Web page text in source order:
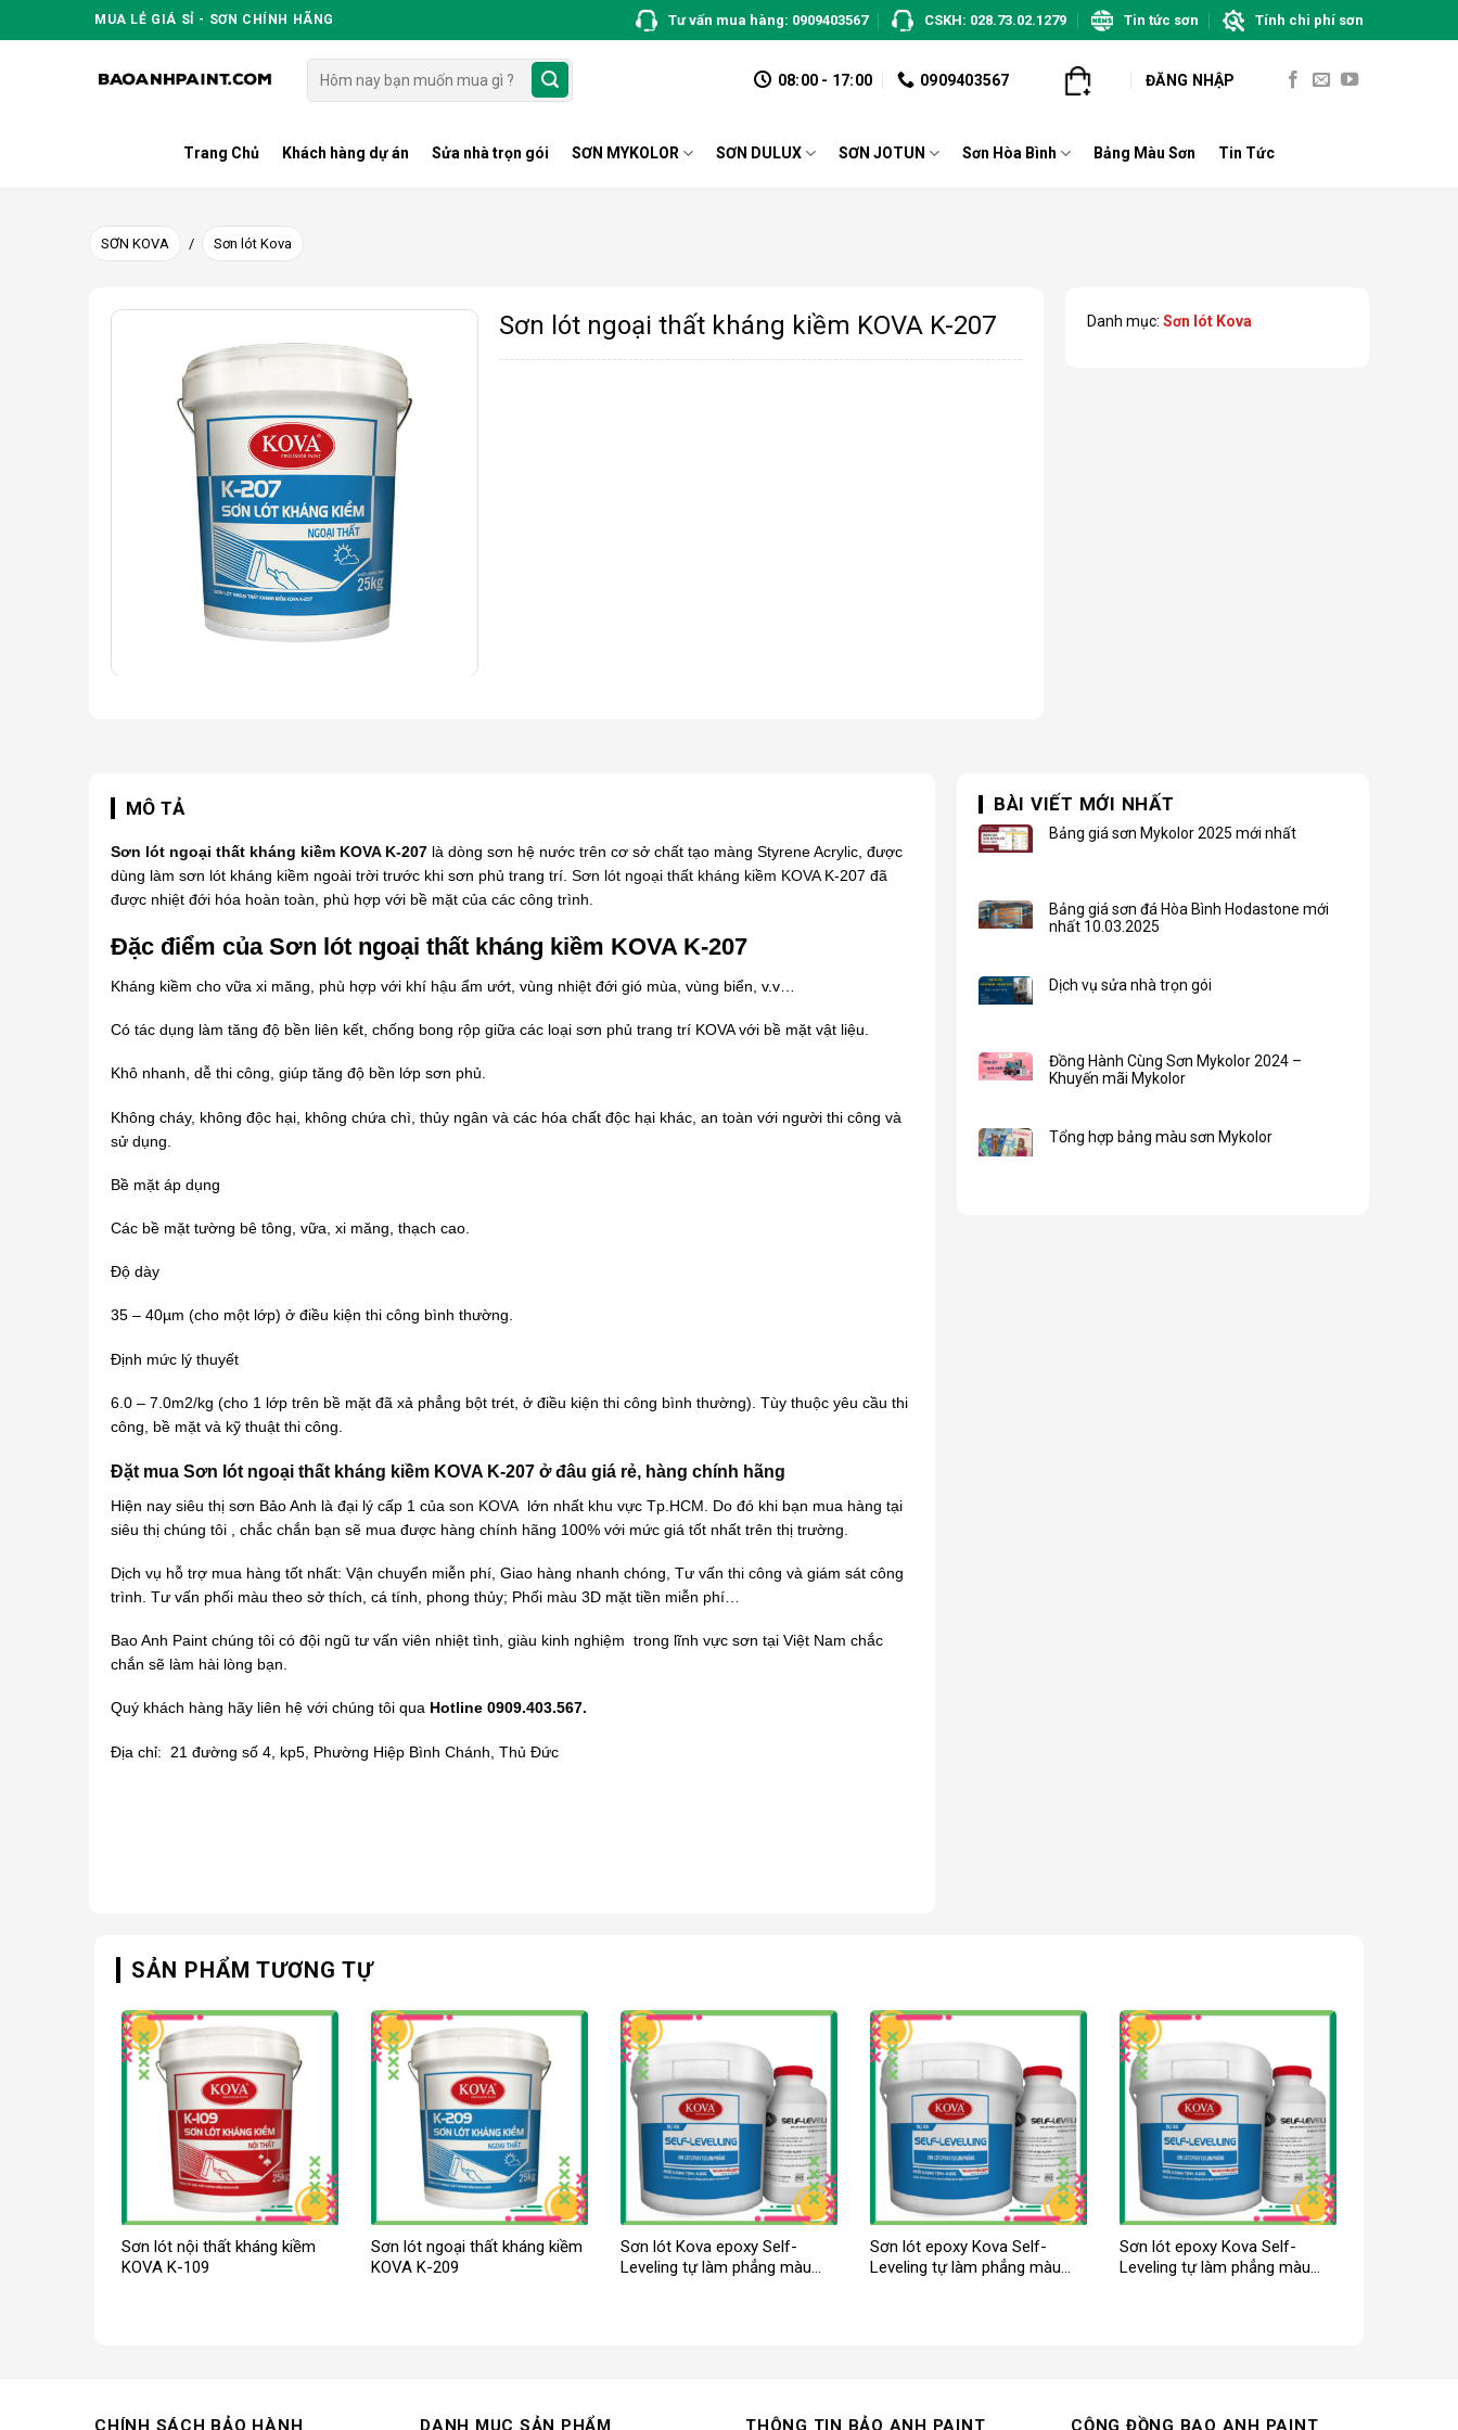
to
MUA LẺ GIÁ SỈ - SƠN CHÍNH HÃNG Tư vấn mua hàng: 0909403567 CSKH: 028.73.02.1279 Tin tức sơn Tính chi phí sơn
Tìm
kiếm:
08:00 - 17:00 0909403567 ĐĂNG NHẬP
Trang Chủ Khách hàng dự án Sửa nhà trọn gói SƠN MYKOLOR SƠN DULUX SƠN JOTUN Sơn Hòa Bình Bảng Màu Sơn Tin Tức
SƠN KOVA / Sơn lót Kova
Sơn lót ngoại thất kháng kiềm KOVA K-207 Danh mục: Sơn lót Kova
MÔ TẢ
Sơn lót ngoại thất kháng kiềm KOVA K-207là dòng sơn hệ nước trên cơ sở chất tạo màng Styrene Acrylic, được
dùng làm sơn lót kháng kiềm ngoài trời trước khi sơn phủ trang trí. Sơn lót ngoại thất kháng kiềm KOVAK-207 đã
được nhiệt đới hóa hoàn toàn, phù hợp với bề mặt của các công trình.
Đặc điểm của Sơn lót ngoại thất kháng kiềm KOVA K-207
Kháng kiềm cho vữa xi măng, phù hợp với khí hậu ẩm ướt, vùng nhiệt đới gió mùa, vùng biển, v.v…
Có tác dụng làm tăng độ bền liên kết, chống bong rộp giữa các loại sơn phủ trang trí KOVA với bề mặt vật liệu.
Khô nhanh, dễ thi công, giúp tăng độ bền lớp sơn phủ.
Không cháy, không độc hại, không chứa chì, thủy ngân và các hóa chất độc hại khác, an toàn với người thi công và
sử dụng.
Bề mặt áp dụng
Các bề mặt tường bê tông, vữa, xi măng, thạch cao.
Độ dày
35 – 40µm (cho một lớp) ở điều kiện thi công bình thường.
Định mức lý thuyết
6.0 – 7.0m2/kg (cho 1 lớp trên bề mặt đã xả phẳng bột trét, ở điều kiện thi công bình thường). Tùy thuộc yêu cầu thi
công, bề mặt và kỹ thuật thi công.
Đặt mua Sơn lót ngoại thất kháng kiềm KOVA K-207 ở đâu giá rẻ, hàng chính hãng
Hiện nay siêu thị sơn Bảo Anh là đại lý cấp 1 của son KOVAlớn nhất khu vực Tp.HCM. Do đó khi bạn mua hàng tại
siêu thị chúng tôi , chắc chắn bạn sẽ mua được hàng chính hãng 100% với mức giá tốt nhất trên thị trường.
Dịch vụ hỗ trợ mua hàng tốt nhất: Vận chuyển miễn phí, Giao hàng nhanh chóng, Tư vấn thi công và giám sát công
trình. Tư vấn phối màu theo sở thích, cá tính, phong thủy; Phối màu 3D mặt tiền miễn phí…
Bao Anh Paint chúng tôi có đội ngũ tư vấn viên nhiệt tình, giàu kinh nghiệm trong lĩnh vực sơn tại Việt Nam chắc
chắn sẽ làm hài lòng bạn.
Quý khách hàng hãy liên hệ với chúng tôi qua Hotline 0909.403.567.
Địa chỉ: 21 đường số 4, kp5, Phường Hiệp Bình Chánh, Thủ Đức
BÀI VIẾT MỚI NHẤT
Bảng giá sơn Mykolor 2025 mới nhất
Bảng giá sơn đá Hòa Bình Hodastone mới
nhất 10.03.2025
Dịch vụ sửa nhà trọn gói
Đồng Hành Cùng Sơn Mykolor 2024 –
Khuyến mãi Mykolor
Tổng hợp bảng màu sơn Mykolor
SẢN PHẨM TƯƠNG TỰ
Sơn lót nội thất kháng kiềm
KOVA K-109
Sơn lót ngoại thất kháng kiềm
KOVA K-209
Sơn lót Kova epoxy Self-
Leveling tự làm phẳng màu
Sơn lót epoxy Kova Self-
Leveling tự làm phẳng màu
Sơn lót epoxy Kova Self-
Leveling tự làm phẳng màu
CHÍNH SÁCH BẢO HÀNH DANH MỤC SẢN PHẨM THÔNG TIN BẢO ANH PAINT CỘNG ĐỒNG BAO ANH PAINT